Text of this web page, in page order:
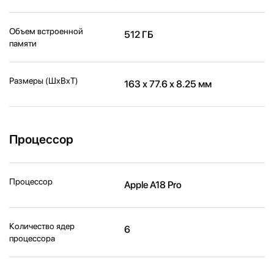
Объем встроенной
памяти
512 ГБ
Размеры (ШxВxТ) 163 х 77.6 х 8.25 мм
Процессор
Процессор Apple A18 Pro
Количество ядер
процессора
6